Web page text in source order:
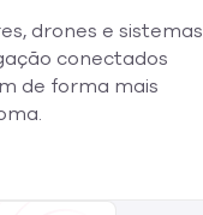
drones e sistemas
conectados
de forma mais